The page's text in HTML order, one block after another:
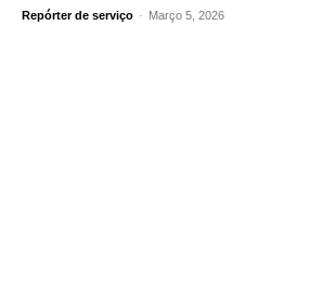
Repórter de serviço - Março 5, 2026